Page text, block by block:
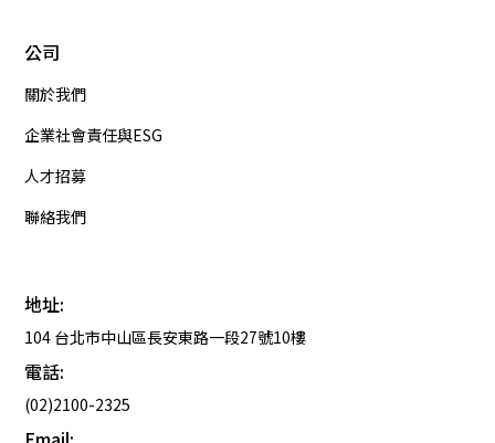
公司
關於我們
企業社會責任與ESG
人才招募
聯絡我們
地址:
104 台北市中山區長安東路一段27號10樓
電話:
(02)2100-2325